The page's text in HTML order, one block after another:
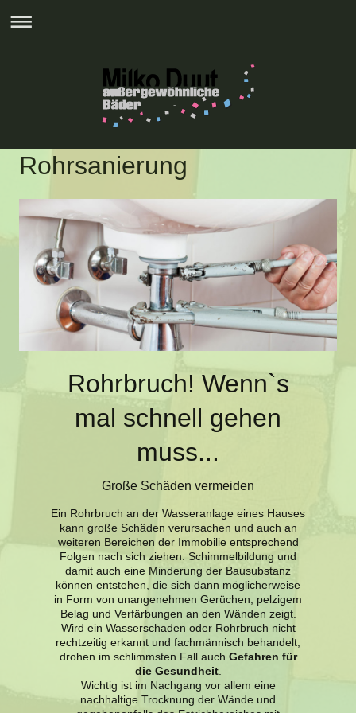
Rohrsanierung
Rohrbruch! Wenn`s
mal schnell gehen
muss...
Große Schäden vermeiden
Ein Rohrbruch an der Wasseranlage eines Hauses
kann große Schäden verursachen und auch an
weiteren Bereichen der Immobilie entsprechend
Folgen nach sich ziehen. Schimmelbildung und
damit auch eine Minderung der Bausubstanz
können entstehen, die sich dann möglicherweise
in Form von unangenehmen Gerüchen, pelzigem
Belag und Verfärbungen an den Wänden zeigt.
Wird ein Wasserschaden oder Rohrbruch nicht
rechtzeitig erkannt und fachmännisch behandelt,
drohen im schlimmsten Fall auch Gefahren für
die Gesundheit.
Wichtig ist im Nachgang vor allem eine
nachhaltige Trocknung der Wände und